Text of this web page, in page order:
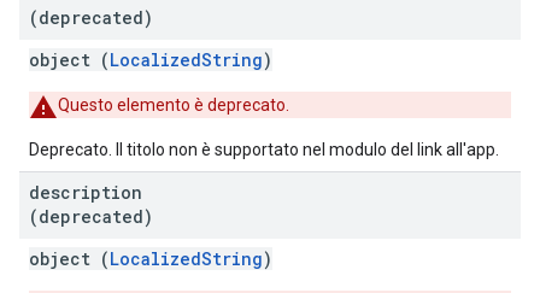
(deprecated)
object (LocalizedString)
Questo elemento è deprecato.
Deprecato. Il titolo non è supportato nel modulo del link all'app.
description
(deprecated)
object (LocalizedString)